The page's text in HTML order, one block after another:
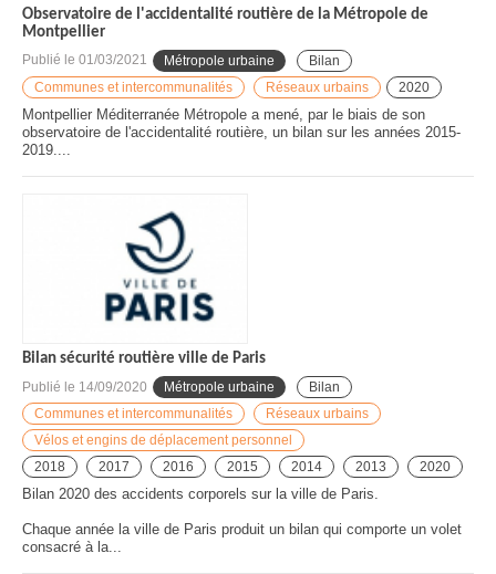
Observatoire de l'accidentalité routière de la Métropole de
Montpellier
Publié le 01/03/2021 Métropole urbaine
Bilan
Communes et intercommunalités
Réseaux urbains 2020
Montpellier Méditerranée Métropole a mené, par le biais de son
observatoire de l'accidentalité routière, un bilan sur les années 2015-
2019....
Bilan sécurité routière ville de Paris
Publié le 14/09/2020 Métropole urbaine
Bilan
Communes et intercommunalités
Réseaux urbains
Vélos et engins de déplacement personnel
2018
2017 2016 2015 2014 2013 2020
Bilan 2020 des accidents corporels sur la ville de Paris.
Chaque année la ville de Paris produit un bilan qui comporte un volet
consacré à la...